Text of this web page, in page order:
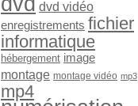
dvd vidéo
enregistrements fichier
informatique
hébergement image
montage montage vidéo mp3
mp4